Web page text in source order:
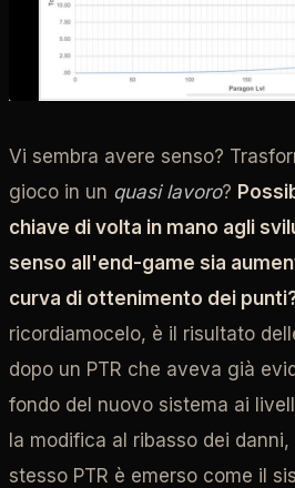
Vi sembra avere senso?
gioco in un quasi lavoro?
chiave di volta in mano agli
senso all'end-game sia
curva di ottenimento dei
ricordiamocelo, è il risultato
dopo un PTR che aveva già
fondo del nuovo sistema ai
la modifica al ribasso dei
stesso PTR è emerso come il